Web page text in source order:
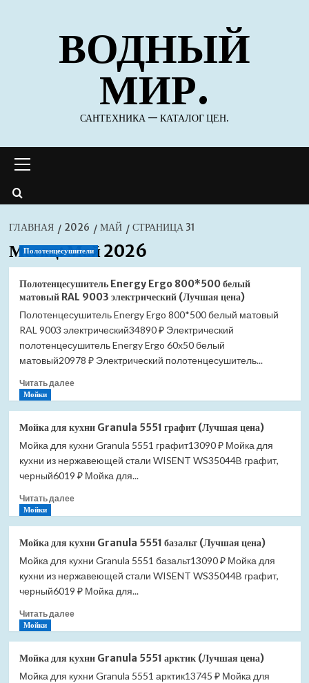
содержимомуВОДНЫЙ
МИР.
САНТЕХНИКА — КАТАЛОГ ЦЕН.
меню
ГЛАВНАЯ 2026 МАЙ СТРАНИЦА 31
Месяц:Май 2026
Полотенцесушители
Полотенцесушитель Energy Ergo 800*500 белый
матовый RAL 9003 электрический (Лучшая цена)
Полотенцесушитель Energy Ergo 800*500 белый матовый
RAL 9003 электрический34890 ₽ Электрический
полотенцесушитель Energy Ergo 60х50 белый
матовый20978 ₽ Электрический полотенцесушитель...
Читать далееПрочитать
Полотенцесушитель
Energy
Ergo
800*500
белый
RAL
электрический
(Лучшая
цена)
Мойки
Мойка для кухни Granula 5551 графит (Лучшая цена)
Мойка для кухни Granula 5551 графит13090 ₽ Мойка для
кухни из нержавеющей стали WISENT WS35044B графит,
черный6019 ₽ Мойка для...
Читать далееПрочитать
для
кухни
Granula
5551
(Лучшая
Мойки
Мойка для кухни Granula 5551 базальт (Лучшая цена)
Мойка для кухни Granula 5551 базальт13090 ₽ Мойка для
кухни из нержавеющей стали WISENT WS35044B графит,
черный6019 ₽ Мойка для...
Читать далееПрочитать
для
кухни
Мойки
Мойка для кухни Granula 5551 арктик (Лучшая цена)
Мойка для кухни Granula 5551 арктик13745 ₽ Мойка для